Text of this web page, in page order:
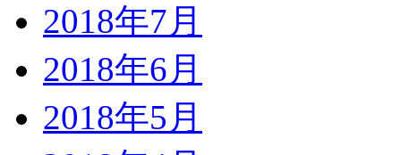
2018年7月
2018年6月
2018年5月